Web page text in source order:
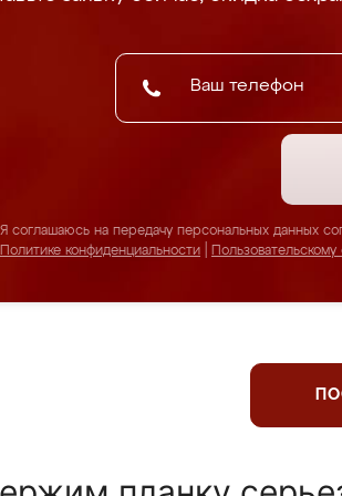
Я соглашаюсь на передачу персональных данных
Политике конфиденциальности